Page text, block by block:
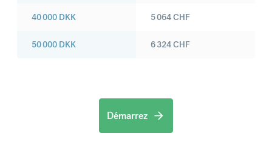
40 000 DKK
50 000 DKK
5 064CHF
6 324CHF
Démarrez